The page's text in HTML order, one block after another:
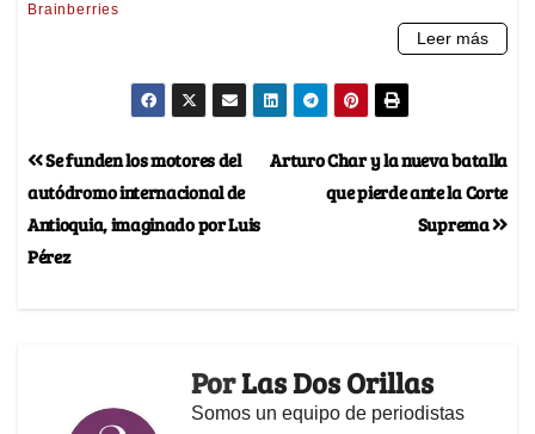
Arturo Char y la nueva batalla
que pierde ante la Corte
Suprema
Se funden los motores del
autódromo internacional de
Antioquia, imaginado por Luis
Pérez
PorLas Dos Orillas
Somos un equipo de periodistas